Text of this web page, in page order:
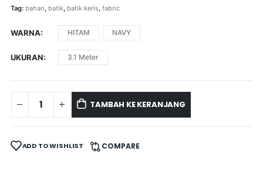
Tag: bahan batik, batik keris, fabric
WARNA HITAM NAVY
UKURAN 3.1 Meter
TAMBAH KE KERANJANG
ADD TO WISHLIST COMPARE